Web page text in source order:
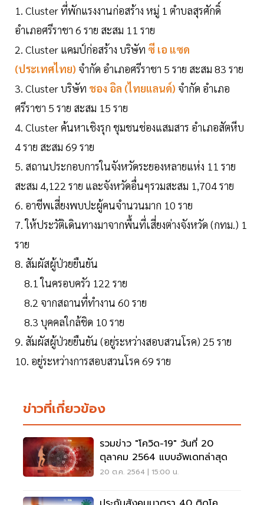
1. Cluster ที่พักแรงงานก่อสร้าง หมู่ 1 ตำบลสุรศักดิ์
อำเภอศรีราชา 6 ราย สะสม 11 ราย
2. Cluster แคมป์ก่อสร้าง บริษัท ซี เอ แซด
(ประเทศไทย) จำกัด อำเภอศรีราชา 5 ราย สะสม 83 ราย
3. Cluster บริษัท ชอง อิล (ไทยแลนด์) จำกัด อำเภอ
ศรีราชา 5 ราย สะสม 15 ราย
4. Cluster ค้นหาเชิงรุก ชุมชนช่องแสมสาร อำเภอสัตหีบ
4 ราย สะสม 69 ราย
5. สถานประกอบการในจังหวัดระยองหลายแห่ง 11 ราย
สะสม 4,122 ราย และจังหวัดอื่นๆรวมสะสม 1,704 ราย
6. อาชีพเสี่ยงพบปะผู้คนจำนวนมาก 10 ราย
7. ให้ประวัติเดินทางมาจากพื้นที่เสี่ยงต่างจังหวัด (กทม.) 1
ราย
8. สัมผัสผู้ป่วยยืนยัน
8.1 ในครอบครัว 122 ราย
8.2 จากสถานที่ทำงาน 60 ราย
8.3 บุคคลใกล้ชิด 10 ราย
9. สัมผัสผู้ป่วยยืนยัน (อยู่ระหว่างสอบสวนโรค) 25 ราย
10. อยู่ระหว่างการสอบสวนโรค 69 ราย
ข่าวที่เกี่ยวข้อง
รวมข่าว "โควิด-19" วันที่ 20
ตุลาคม 2564 แบบอัพเดทล่าสุด
20 ต.ค. 2564 | 15:00 น.